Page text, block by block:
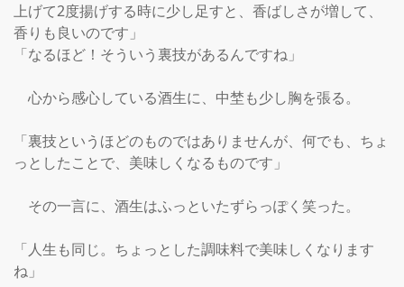
上げて2度揚げする時に少し足すと、香ばしさが増して、
香りも良いのです」
「なるほど！そういう裏技があるんですね」
心から感心している酒生に、中埜も少し胸を張る。
「裏技というほどのものではありませんが、何でも、ちょ
っとしたことで、美味しくなるものです」
その一言に、酒生はふっといたずらっぽく笑った。
「人生も同じ。ちょっとした調味料で美味しくなります
ね」